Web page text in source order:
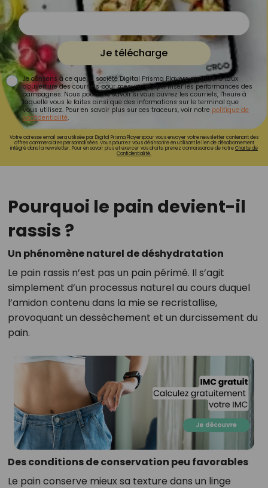
Je télécharge
Je consens à ce que la société Digital Prisma Players analyse le taux
d'ouverture des courriels pour mesurer et optimiser les performances des
campagnes. Nous pourrons savoir si vous ouvrez les courriels, l'heure à
laquelle vous le faites ainsi que des informations sur le terminal que
vous utilisez. Pour en savoir plus sur ces traceurs, voir notre politique de
confidentialité.
Votre adresse email sera utilisée par Digital Prisma Playerspour vous envoyer votre newsletter contenant des
offres commerciales personnalisées. Vous pourrez vous désinscrire en utilisant le lien de désabonnement
intégré dans la newsletter. Pour en savoir plus et exercer vos droits, prenez connaissance de notreCharte de
Confidentialité.
Pourquoi le pain devient-il
rassis ?
Un phénomène naturel de déshydratation
Le pain rassis n’est pas un pain périmé. Il s’agit
simplement d’un processus naturel au cours duquel
l’amidon contenu dans la mie se recristallise,
provoquant un dessèchement et un durcissement du
pain.
Des conditions de conservation peu favorables
Le pain conserve mieux sa texture dans un linge